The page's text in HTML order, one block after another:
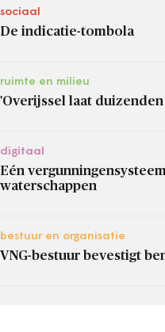
sociaal
De indicatie-tombola
ruimte en milieu
'Overijssel laat
digitaal
Eén
waterschappen
bestuur en organisatie
VNG-bestuur bevestigt